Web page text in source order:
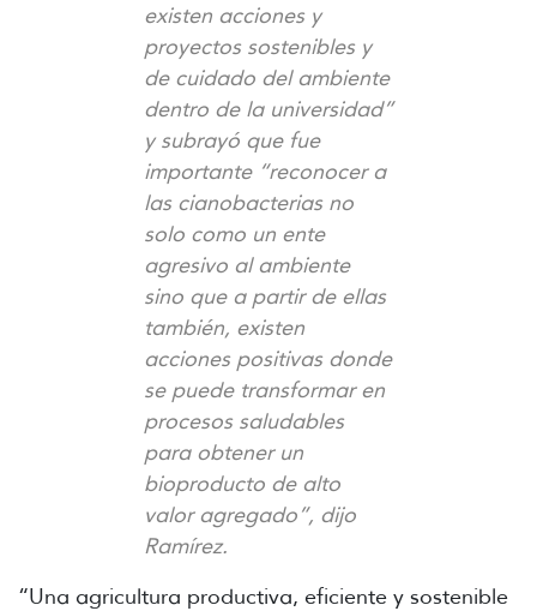
existen acciones y
proyectos sostenibles y
de cuidado del ambiente
dentro de la universidad”
y subrayó que fue
importante “reconocer a
las cianobacterias no
solo como un ente
agresivo al ambiente
sino que a partir de ellas
también, existen
acciones positivas donde
se puede transformar en
procesos saludables
para obtener un
bioproducto de alto
valor agregado”, dijo
Ramírez.
“Una agricultura productiva, eficiente y sostenible